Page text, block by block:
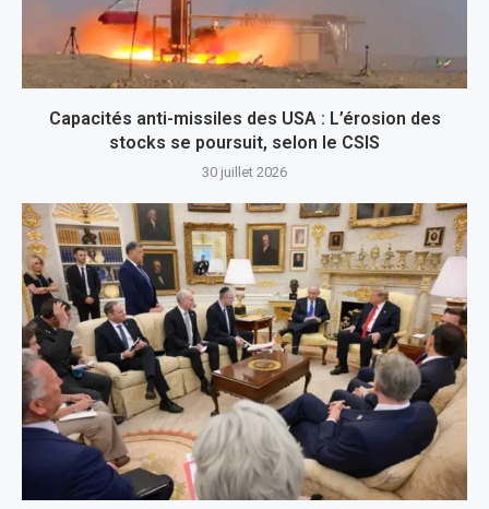
Capacités anti-missiles des USA : L’érosion des
stocks se poursuit, selon le CSIS
30 juillet 2026